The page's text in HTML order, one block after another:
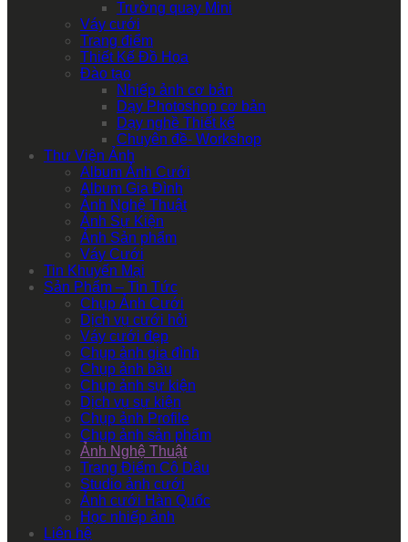
Trường quay Mini
Váy cưới
Trang điểm
Thiết Kế Đồ Họa
Đào tạo
Nhiếp ảnh cơ bản
Dạy Photoshop cơ bản
Dạy nghề Thiết kế
Chuyên đề- Workshop
Thư Viện Ảnh
Album Ảnh Cưới
Album Gia Đình
Ảnh Nghệ Thuật
Ảnh Sự Kiện
Ảnh Sản phẩm
Váy Cưới
Tin Khuyến Mại
Sản Phẩm – Tin Tức
Chụp Ảnh Cưới
Dịch vụ cưới hỏi
Váy cưới đẹp
Chụp ảnh gia đình
Chụp ảnh bầu
Chụp ảnh sự kiện
Dịch vụ sự kiện
Chụp ảnh Profile
Chụp ảnh sản phẩm
Ảnh Nghệ Thuật
Trang Điểm Cô Dâu
Studio ảnh cưới
Ảnh cưới Hàn Quốc
Học nhiếp ảnh
Liên hệ